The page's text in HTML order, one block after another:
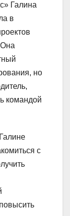
Галина
в
но
командой
с